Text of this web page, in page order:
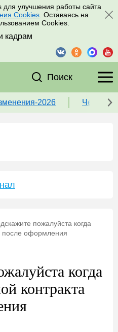
улучшения работы сайта
Cookies . Оставаясь на
Cookies.
кадрам
Поиск
2026 Чек-
пожалуйста когда
после оформления
когда
контракта